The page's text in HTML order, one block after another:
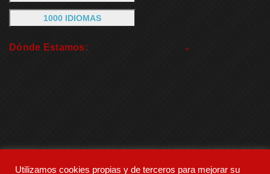
1000 IDIOMAS
Dónde Estamos:
Utilizamos cookies propias y de terceros para mejorar su